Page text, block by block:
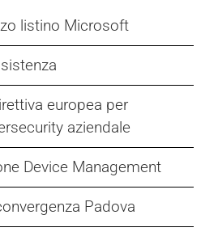
listino Microsoft
europea per
aziendale
Device Management
Padova